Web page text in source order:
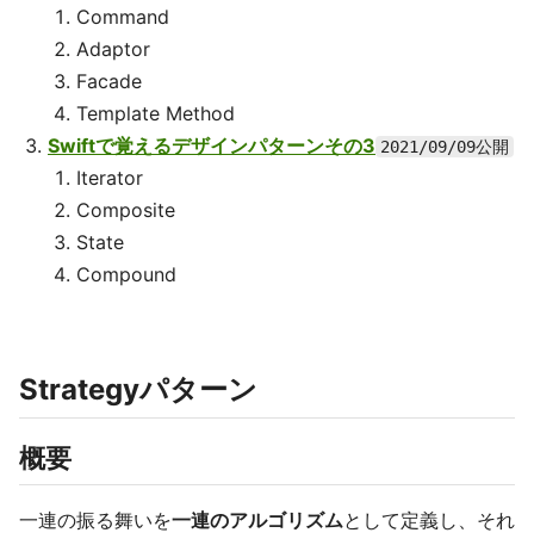
Command
Adaptor
Facade
Template Method
Swiftで覚えるデザインパターンその3 2021/09/09公開
Iterator
Composite
State
Compound
Strategyパターン
概要
一連の振る舞いを一連のアルゴリズムとして定義し、それ